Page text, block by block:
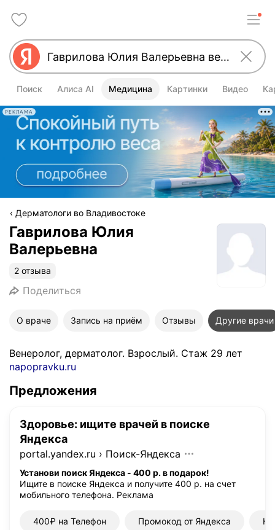
Поиск Алиса AI Медицина Картинки Видео
РЕКЛАМА
Дерматологи во Владивостоке
Гаврилова Юлия
Валерьевна
2 отзыва
Поделиться
О враче Запись на приём Отзывы Другие врачи
Венеролог, дерматолог. Взрослый. Стаж 29 лет
napopravku.ru
Предложения
Здоровье: ищите врачей в поиске
Яндекса
portal.yandex.ru › Поиск-Яндекса
Установи поиск Яндекса - 400 р. в подарок!
Ищите в поиске Яндекса и получите 400 р. на счет
мобильного телефона. Реклама
400₽ на Телефон Промокод от Яндекса